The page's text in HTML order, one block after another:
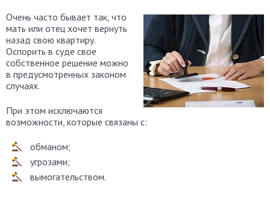
Очень часто бывает так, что
мать или отец хочет вернуть
назад свою квартиру.
Оспорить в суде свое
собственное решение можно
в предусмотренных законом
случаях.
При этом исключаются
возможности, которые связаны с:
обманом;
угрозами;
вымогательством.